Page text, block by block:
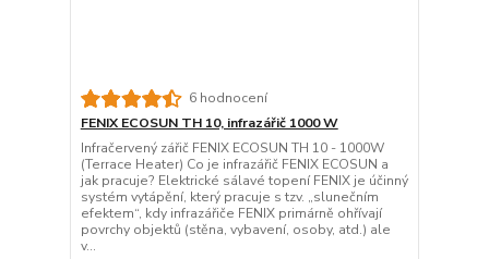
6 hodnocení
FENIX ECOSUN TH 10, infrazářič 1000 W
Infračervený zářič FENIX ECOSUN TH 10 - 1000W
(Terrace Heater) Co je infrazářič FENIX ECOSUN a
jak pracuje? Elektrické sálavé topení FENIX je účinný
systém vytápění, který pracuje s tzv. „slunečním
efektem“, kdy infrazářiče FENIX primárně ohřívají
povrchy objektů (stěna, vybavení, osoby, atd.) ale
v...